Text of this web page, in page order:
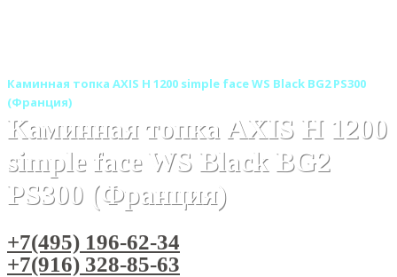
Каминная топка AXIS H 1200 simple face WS Black BG2 PS300
(Франция)
Каминная топка AXIS H 1200
simple face WS Black BG2
PS300 (Франция)
+7(495) 196-62-34
+7(916) 328-85-63